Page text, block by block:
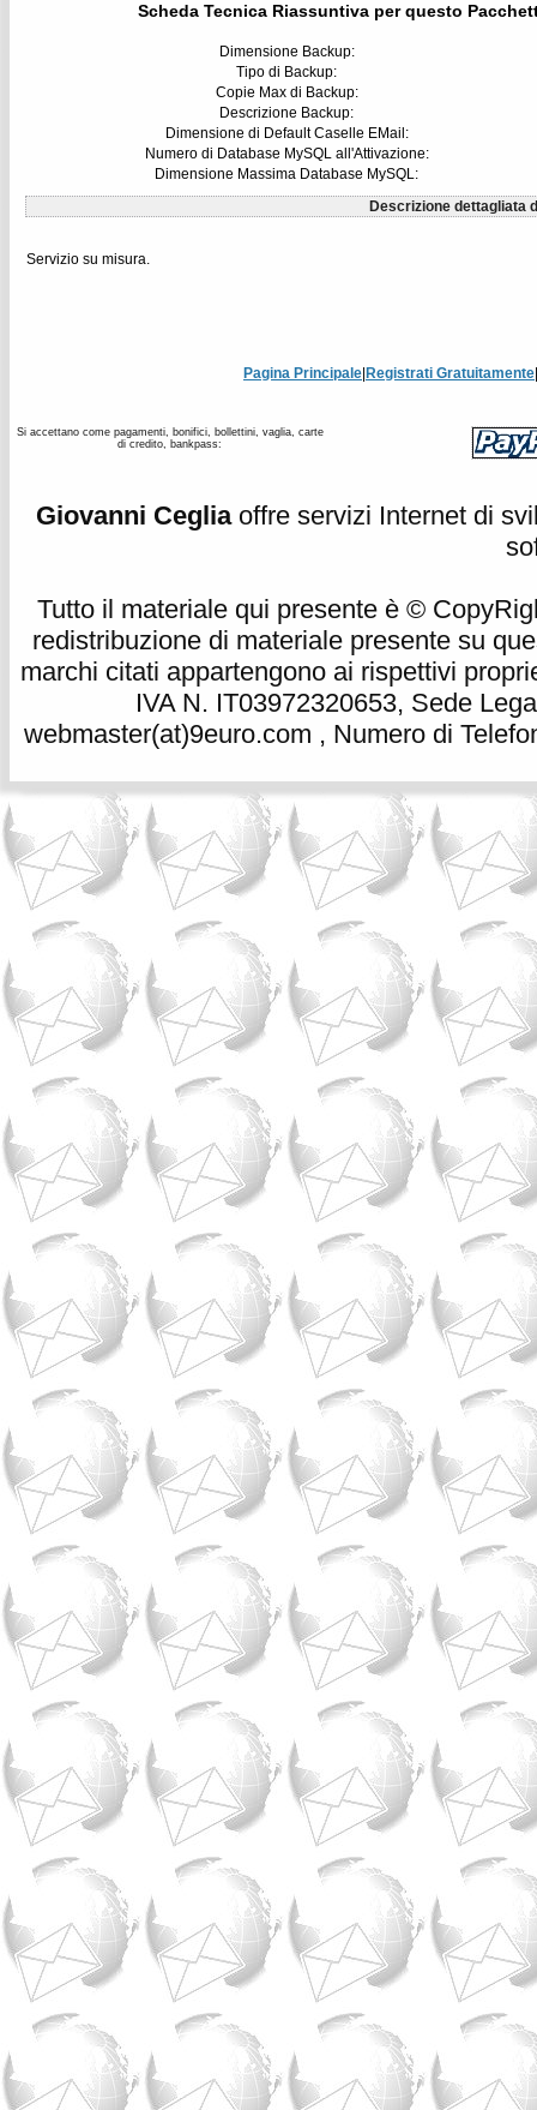
Scheda Tecnica Riassuntiva per questo
Dimensione Backup:
Tipo di Backup:
Copie Max di Backup:
Descrizione Backup:
Dimensione di Default Caselle EMail:
Numero di Database MySQL all'Attivazione:
Dimensione Massima Database MySQL:
Descrizione dettagliata
Servizio su misura.
Pagina Principale Registrati Gratuitamente
Si accettano come pagamenti, bonifici, bollettini, vaglia, carte
di credito, bankpass:
Giovanni Cegliaoffre servizi Internet di
Tutto il materiale qui presente è ©
redistribuzione di materiale presente su
marchi citati appartengono ai rispettivi
IVA N. IT03972320653, Sede
webmaster(at)9euro.com , Numero di